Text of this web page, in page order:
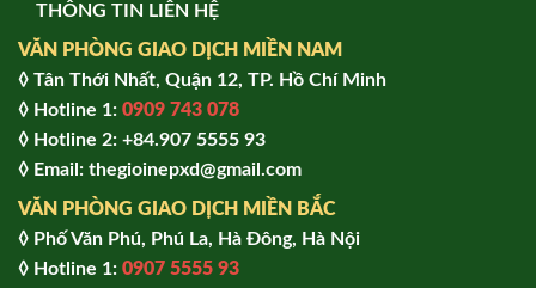
THÔNG TIN LIÊN HỆ
VĂN PHÒNG GIAO DỊCH MIỀN NAM
◊ Tân Thới Nhất, Quận 12, TP. Hồ Chí Minh
◊ Hotline 1: 0909 743 078
◊ Hotline 2: +84.907 5555 93
◊ Email: thegioinepxd@gmail.com
VĂN PHÒNG GIAO DỊCH MIỀN BẮC
◊ Phố Văn Phú, Phú La, Hà Đông, Hà Nội
◊ Hotline 1: 0907 5555 93